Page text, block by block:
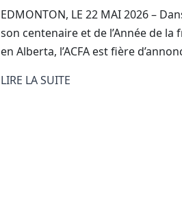
EDMONTON, LE 22 MAI 2026 –
son centenaire et de l’Année de la
en Alberta, l’ACFA est fière
LIRE LA SUITE